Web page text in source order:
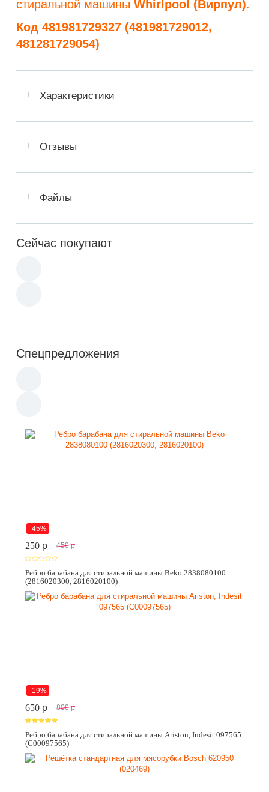
стиральной машины Whirlpool (Вирпул).
Код 481981729327 (481981729012,
481281729054)
Характеристики
Отзывы
Файлы
Сейчас покупают
Спецпредложения
-45%
250 p 450 p
Ребро барабана для стиральной машины Beko 2838080100
(2816020300, 2816020100)
-19%
650 p 800 p
Ребро барабана для стиральной машины Ariston, Indesit 097565
(C00097565)